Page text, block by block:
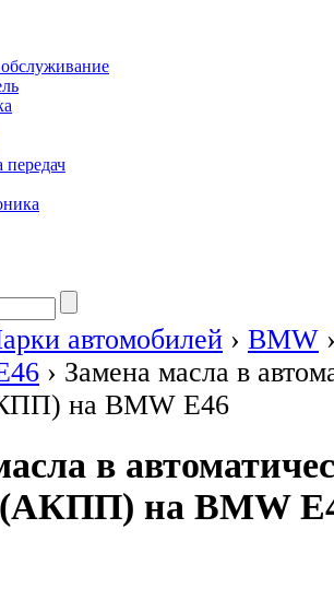
передач
автомобилей › BMW
› Замена масла в
на BMW E46
в
(АКПП) на BMW